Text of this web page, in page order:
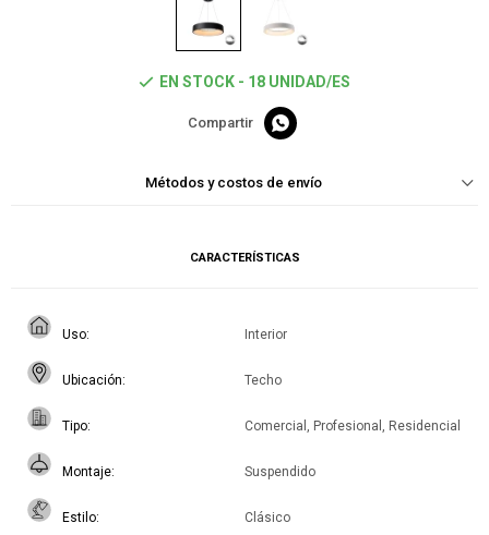
EN STOCK - 18 UNIDAD/ES

Métodos y costos de envío
CARACTERÍSTICAS
Uso Interior
Ubicación Techo
Tipo Comercial, Profesional, Residencial
Montaje Suspendido
Estilo Clásico